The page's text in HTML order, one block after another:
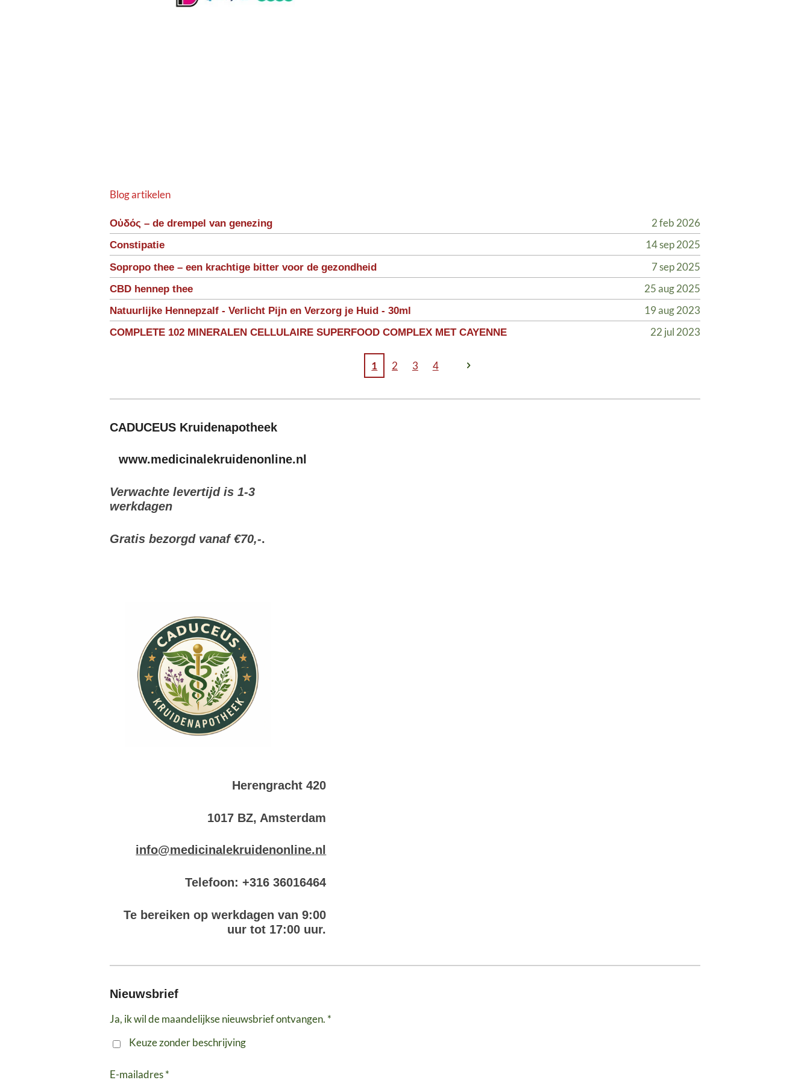
Blog artikelen
Οὐδός – de drempel van genezing 2 feb 2026
Constipatie 14 sep 2025
Sopropo thee – een krachtige bitter voor de gezondheid 7 sep 2025
CBD hennep thee 25 aug 2025
Natuurlijke Hennepzalf - Verlicht Pijn en Verzorg je Huid - 30ml 19 aug 2023
COMPLETE 102 MINERALEN CELLULAIRE SUPERFOOD COMPLEX MET CAYENNE 22 jul 2023
1 2 3 4
CADUCEUS Kruidenapotheek
www.medicinalekruidenonline.nl
Verwachte levertijd is 1-3
werkdagen
Gratis bezorgd vanaf €70,-.
Herengracht 420
1017 BZ, Amsterdam
info@medicinalekruidenonline.nl
Telefoon: +316 36016464
Te bereiken op werkdagen van 9:00
uur tot 17:00 uur.
Nieuwsbrief
Ja, ik wil de maandelijkse nieuwsbrief ontvangen. *
Keuze zonder beschrijving
E-mailadres *